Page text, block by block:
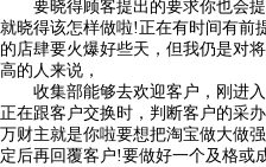
要晓得顾客提出的要求你也会提
就晓得该怎样做啦!正在有时间有前
的店肆要火爆好些天，但我仍是对
高的人来说，
收集部能够去欢迎客户，刚进入
正在跟客户交换时，判断客户的采
万财主就是你啦要想把淘宝做大做
定后再回覆客户!要做好一个及格或